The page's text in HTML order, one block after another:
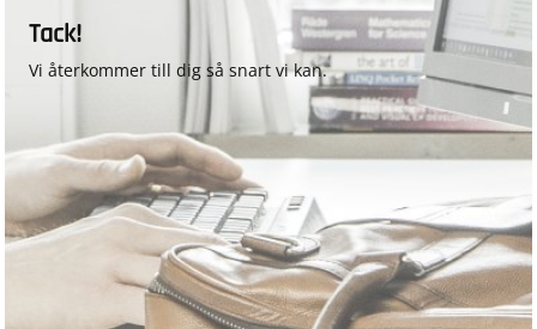
Tack!
Vi återkommer till dig så snart vi kan.